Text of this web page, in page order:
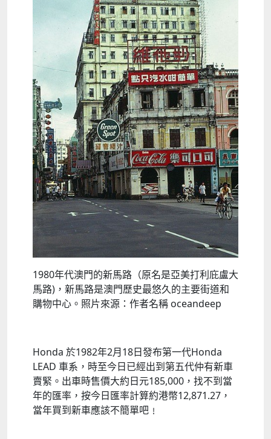
1980年代澳門的新馬路（原名是亞美打利庇盧大
馬路)，新馬路是澳門歷史最悠久的主要街道和
購物中心。照片來源：作者名稱 oceandeep
Honda 於1982年2月18日發布第一代Honda
LEAD 車系，時至今日已經出到第五代仲有新車
賣緊。出車時售價大約日元185,000，找不到當
年的匯率，按今日匯率計算約港幣12,871.27，
當年買到新車應該不簡單吧﹗